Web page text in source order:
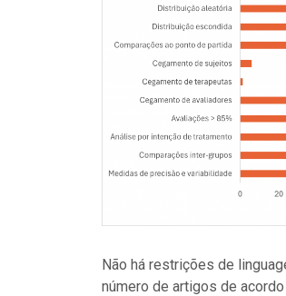
Não há restrições de
número de artigos de